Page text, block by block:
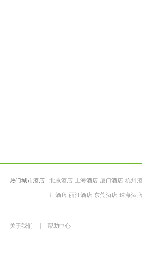
热门城市酒店 北京酒店 上海酒店 厦门酒店 杭州
江酒店 丽江酒店 东莞酒店 珠海酒店
关于我们
帮助中心